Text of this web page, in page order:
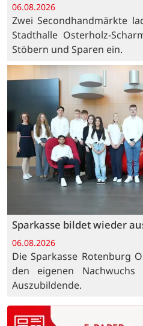
06.08.2026
Zwei Secondhandmärkte
Stadthalle Osterholz-
Stöbern und Sparen ein.
Sparkasse bildet wieder
06.08.2026
Die Sparkasse Rotenburg
den eigenen
Auszubildende.